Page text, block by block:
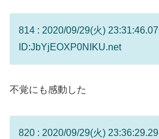
814 : 2020/09/29(火) 23:31:46.07
ID:JbYjEOXP0NIKU.net
不覚にも感動した
820 : 2020/09/29(火) 23:36:29.29